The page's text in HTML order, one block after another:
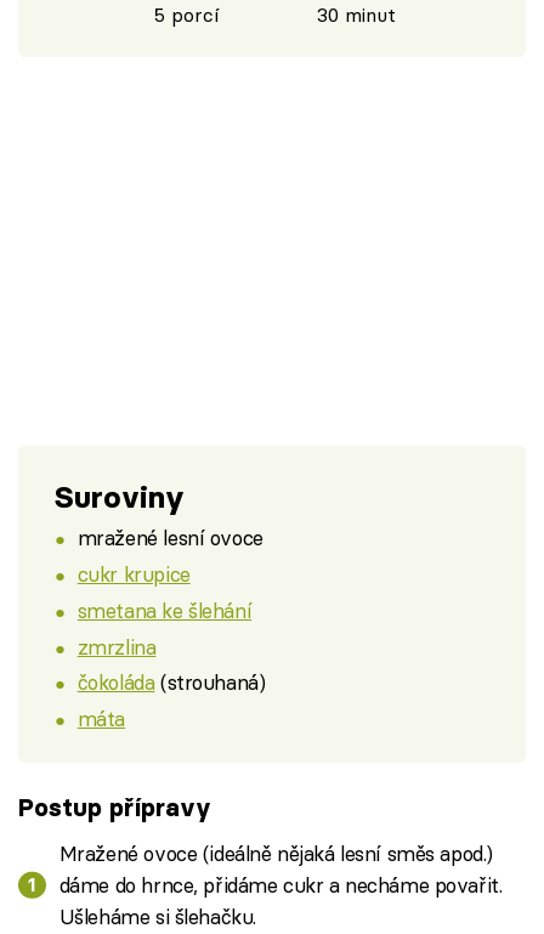
5 porcí 30 minut
Suroviny
mražené lesní ovoce
cukr krupice
smetana ke šlehání
zmrzlina
čokoláda(strouhaná)
máta
Postup přípravy
Mražené ovoce (ideálně nějaká lesní směs apod.)
dáme do hrnce, přidáme cukr a necháme povařit.
Ušleháme si šlehačku.